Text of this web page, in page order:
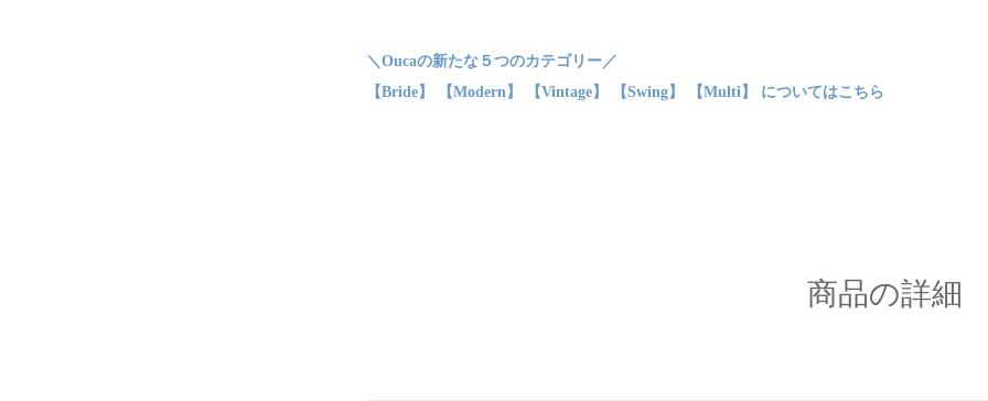
＼Oucaの新たな５つのカテゴリー／
【Bride】 【Modern】 【Vintage】 【Swing】 【Multi】 についてはこちら
商品の詳細